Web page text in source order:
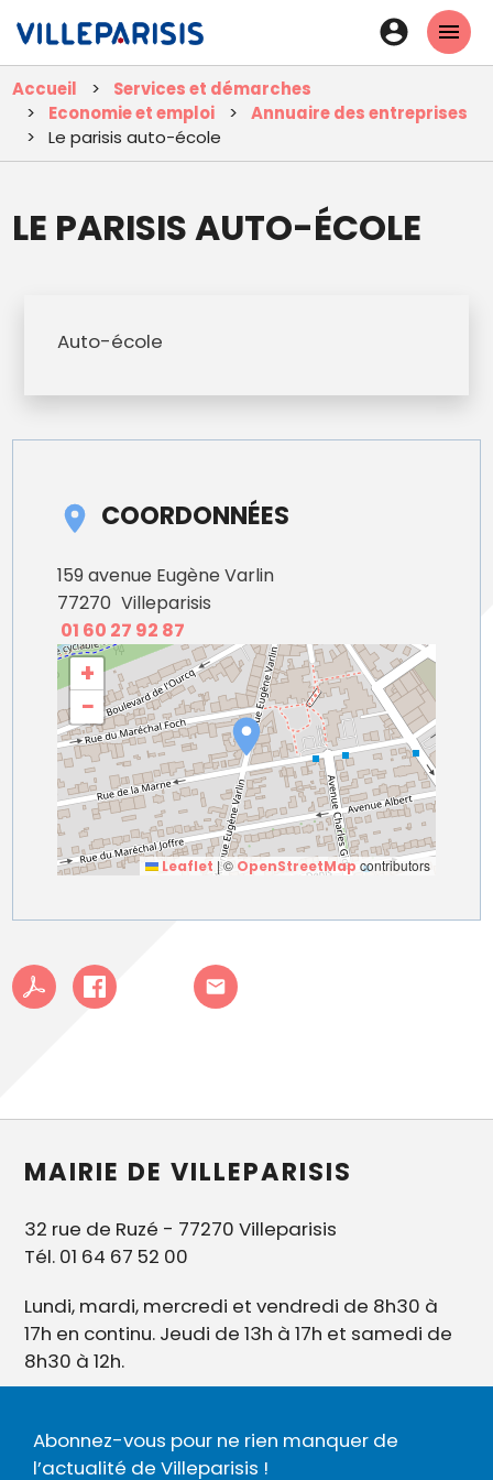
contenu
principal
En-
tête
-
Accueil
Services et démarches
Economie et emploi
Annuaire des entreprises
Le parisis auto-école
LE PARISIS AUTO-ÉCOLE
Auto-école
COORDONNÉES
159 avenue Eugène Varlin
77270 Villeparisis
01 60 27 92 87
+
−
Leaflet |© OpenStreetMap contributors
MAIRIE DE VILLEPARISIS
32 rue de Ruzé - 77270 Villeparisis
Tél. 01 64 67 52 00
Lundi, mardi, mercredi et vendredi de 8h30 à
17h en continu. Jeudi de 13h à 17h et samedi de
8h30 à 12h.
Abonnez-vous pour ne rien manquer de
l’actualité de Villeparisis !